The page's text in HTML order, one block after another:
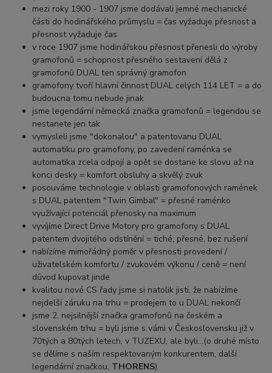
mezi roky 1900 - 1907 jsme dodávali jemné mechanické
části do hodinářského průmyslu = čas vyžaduje přesnost a
přesnost vyžaduje čas
v roce 1907 jsme hodinářskou přesnost přenesli do výroby
gramofonů = schopnost přesného sestavení dělá z
gramofonů DUAL ten správný gramofon
gramofony tvoří hlavní činnost DUAL celých 114 LET = a do
budoucna tomu nebude jinak
jsme legendární německá značka gramofonů = legendou se
nestanete jen tak
vymysleli jsme "dokonalou" a patentovanu DUAL
automatiku pro gramofony, po zavedení raménka se
automatika zcela odpojí a opět se dostane ke slovu až na
konci desky = komfort obsluhy a skvělý zvuk
posouváme technologie v oblasti gramofonových ramének
s DUAL patentem "Twin Gimbal" = přesné raménko
využívající potenciál přenosky na maximum
vyvíjíme Direct Drive Motory pro gramofony s DUAL
patentem dvojitého odstínění = tiché, přesné, bez rušení
nabízíme mimořádný poměr v přesnosti provedení /
uživatelském komfortu / zvukovém výkonu / ceně = není
důvod kupovat jinde
kvalitou nové CS řady jsme si natolik jisti, že nabízíme
nejdelší záruku na trhu = prodejem to u DUAL nekončí
jsme 2. nejsilnější značka gramofonů na českém a
slovenském trhu = byli jsme s vámi v Československu již v
70tých a 80tých letech, v TUZEXU, ale byli...(o druhé místo
se dělíme s naším respektovaným konkurentem, další
legendární značkou, THORENS)